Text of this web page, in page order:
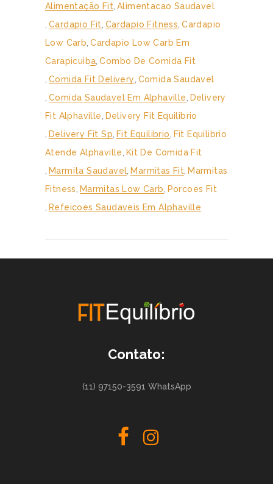
Alimentação Fit Alimentacao Saudavel
Cardapio Fit Cardapio Fitness Cardapio
Low Carb Cardapio Low Carb Em
Carapicuiba Combo De Comida Fit
Comida Fit Delivery Comida Saudavel
Comida Saudavel Em Alphaville
Delivery
Fit Alphaville
Delivery Fit Equilibrio
Delivery Fit Sp Fit Equilibrio
Fit Equilibrio
Atende Alphaville
Kit De Comida Fit
Marmita Saudavel Marmitas Fit Marmitas
Fitness
Marmitas Low Carb
Porcoes Fit
Refeicoes Saudaveis Em Alphaville
Contato:
(11) 97150-3591 WhatsApp